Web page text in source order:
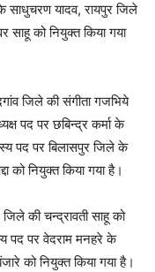
साधुचरण यादव, रायपुर जिले
साहू को नियुक्त किया गया
जिले की संगीता गजभिये
पद पर छबिन्द्र कर्मा के
पद पर बिलासपुर जिले के
को नियुक्त किया गया है।
की चन्द्रावती साहू को
पद पर वेदराम मनहरे के
को नियुक्त किया गया है।